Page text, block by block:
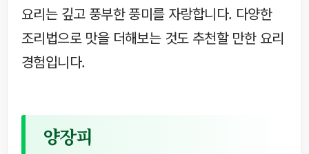
요리는 깊고 풍부한 풍미를 자랑합니다. 다양한
조리법으로 맛을 더해보는 것도 추천할 만한 요리
경험입니다.
양장피